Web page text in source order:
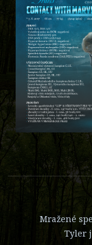
Mražené
Tyler